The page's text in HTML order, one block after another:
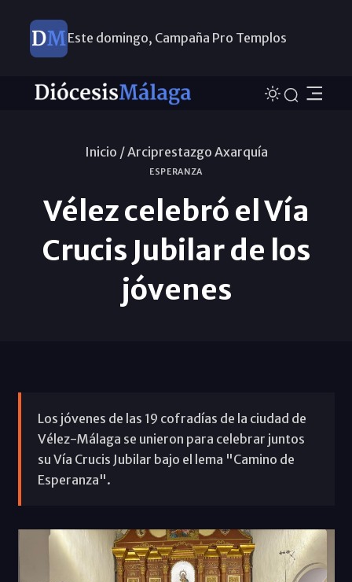
Ayuda a Venezuela
Inicio /Arciprestazgo Axarquía
ESPERANZA
Vélez celebró el Vía
Crucis Jubilar de los
jóvenes
Los jóvenes de las 19 cofradías de la ciudad de
Vélez-Málaga se unieron para celebrar juntos
su Vía Crucis Jubilar bajo el lema "Camino de
Esperanza".